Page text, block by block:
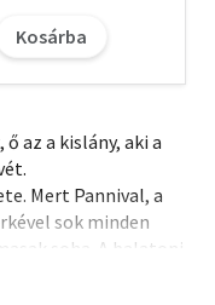
Kosárba
az a kislány, aki a
Mert Pannival, a
sok minden
soha. A balatoni